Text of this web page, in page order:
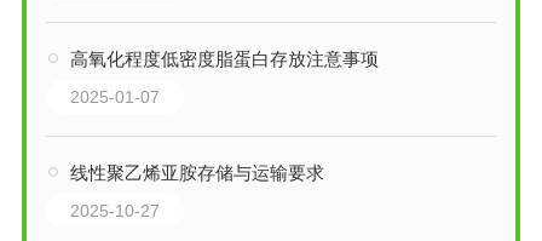
高氧化程度低密度脂蛋白存放注意事项
2025-01-07
线性聚乙烯亚胺存储与运输要求
2025-10-27